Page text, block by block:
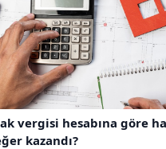
vergisi hesabına göre
kazandı?